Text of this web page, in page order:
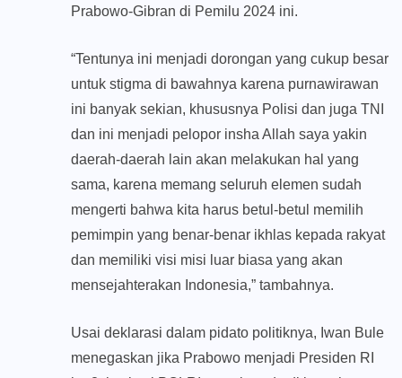
Prabowo-Gibran di Pemilu 2024 ini.
“Tentunya ini menjadi dorongan yang cukup besar
untuk stigma di bawahnya karena purnawirawan
ini banyak sekian, khususnya Polisi dan juga TNI
dan ini menjadi pelopor insha Allah saya yakin
daerah-daerah lain akan melakukan hal yang
sama, karena memang seluruh elemen sudah
mengerti bahwa kita harus betul-betul memilih
pemimpin yang benar-benar ikhlas kepada rakyat
dan memiliki visi misi luar biasa yang akan
mensejahterakan Indonesia,” tambahnya.
Usai deklarasi dalam pidato politiknya, Iwan Bule
menegaskan jika Prabowo menjadi Presiden RI